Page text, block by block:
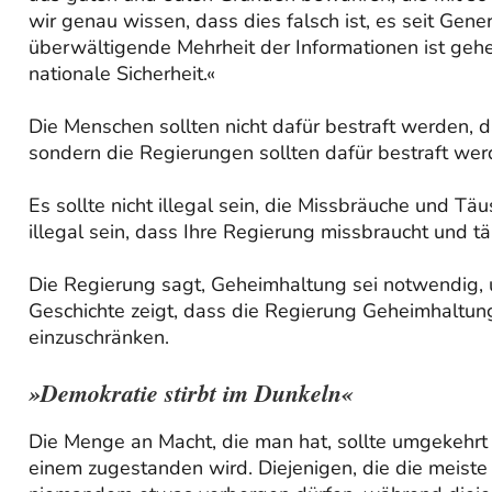
wir genau wissen, dass dies falsch ist, es seit
überwältigende Mehrheit der Informationen ist
nationale Sicherheit.«
Die Menschen sollten nicht dafür bestraft werden,
sondern die Regierungen sollten dafür bestraft
Es sollte nicht illegal sein, die Missbräuche und
illegal sein, dass Ihre Regierung missbraucht und
Die Regierung sagt, Geheimhaltung sei
Geschichte zeigt, dass die Regierung
einzuschränken.
»Demokratie stirbt im Dunkeln«
Die Menge an Macht, die man hat, sollte
einem zugestanden wird. Diejenigen, die die